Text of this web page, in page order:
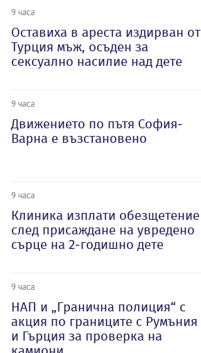
9 часа
Оставиха в ареста издирван от
Турция мъж, осъден за
сексуално насилие над дете
9 часа
Движението по пътя София-
Варна е възстановено
9 часа
Клиника изплати обезщетение
след присаждане на увредено
сърце на 2-годишно дете
9 часа
НАП и „Гранична полиция“ с
акция по границите с Румъния
и Гърция за проверка на